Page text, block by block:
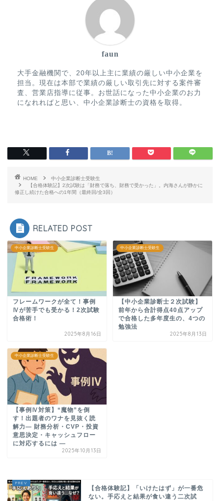
faun
大手金融機関で、20年以上主に業績の厳しい中小企業を
担当。現在は本部で業績の厳しい取引先に対する案件審
査、営業店指導に従事。お世話になった中小企業のお力
になれればと思い、中小企業診断士の資格を取得。
HOME
中小企業診断士受験生
【合格体験記】2次試験は「財務で落ち、財務で受かった」。内海さんが静かに
修正し続けた合格への1年間（最終回/全3回）
RELATED POST
中小企業診断士受験生
フレームワークが全て！事例
Ⅳが苦手でも受かる！2次試験
合格術！
2025年8月16日
中小企業診断士受験生
【中小企業診断士２次試験】
前年から合計得点40点アップ
で合格した多年度生の、4つの
勉強法
2025年8月13日
中小企業診断士受験生
【事例Ⅳ対策】“魔物”を倒
す！出題者のワナを見抜く読
解力― 財務分析・CVP・投資
意思決定・キャッシュフロー
に対応するには ―
2025年10月13日
【合格体験記】「いけたはず」が一番危
ない。手応えと結果が食い違う二次試